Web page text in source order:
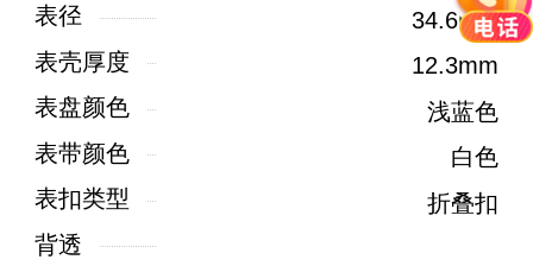
表径
34.6mm
表壳厚度
12.3mm
表盘颜色
浅蓝色
表带颜色
白色
表扣类型
折叠扣
背透